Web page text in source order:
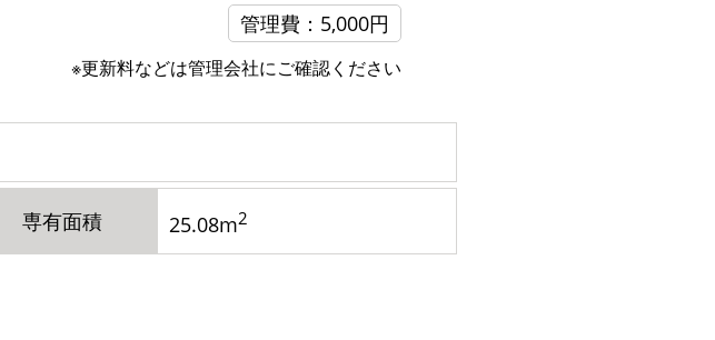
管理費：5,000円
※更新料などは管理会社にご確認ください
専有面積 25.08m2